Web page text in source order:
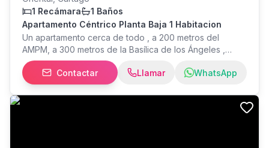
1 Recámara
1 Baños
Apartamento Céntrico Planta Baja 1 Habitacion
Un apartamento cerca de todo , a 200 metros del
AMPM, a 300 metros de la Basílica de los Ángeles ,
cerca de escuelas y Colegios , paradas de Buses ,
restaurantes , gimnasios y salas de Spinning , en un
lugar privado y seguro . Un apartamento de paz y
tranquilidad con Internet de fibra Óptica
Contactar Llamar WhatsApp